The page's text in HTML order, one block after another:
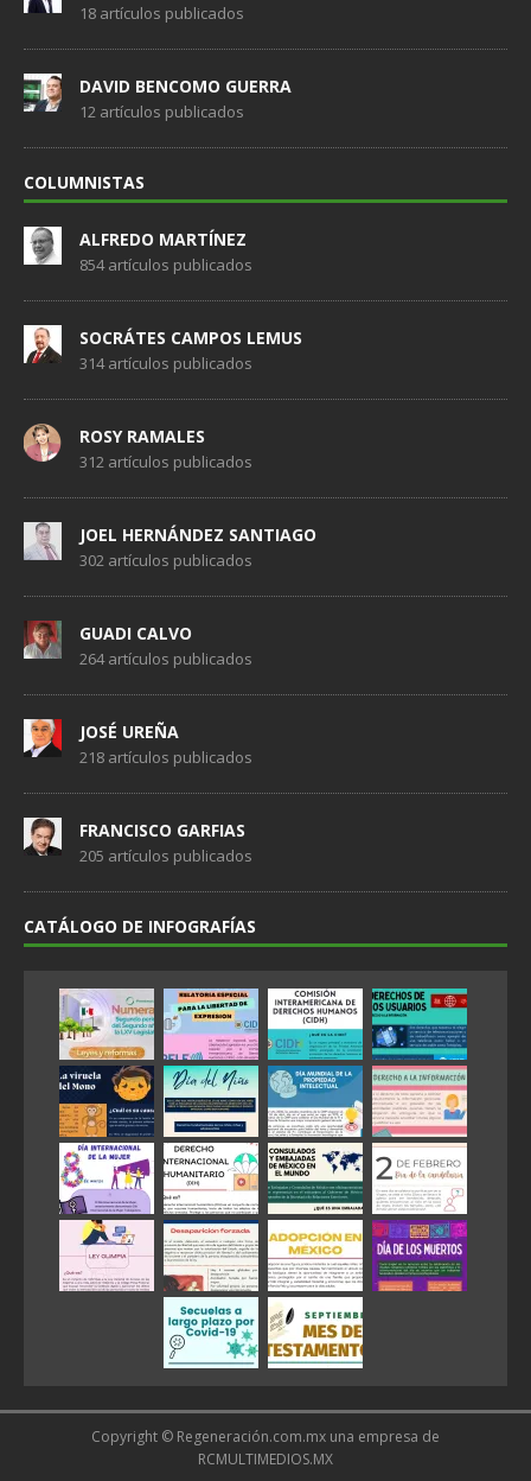
18 artículos publicados
DAVID BENCOMO GUERRA
12 artículos publicados
COLUMNISTAS
ALFREDO MARTÍNEZ
854 artículos publicados
SOCRÁTES CAMPOS LEMUS
314 artículos publicados
ROSY RAMALES
312 artículos publicados
JOEL HERNÁNDEZ SANTIAGO
302 artículos publicados
GUADI CALVO
264 artículos publicados
JOSÉ UREÑA
218 artículos publicados
FRANCISCO GARFIAS
205 artículos publicados
CATÁLOGO DE INFOGRAFÍAS
Copyright © Regeneración.com.mx una empresa de
RCMULTIMEDIOS.MX